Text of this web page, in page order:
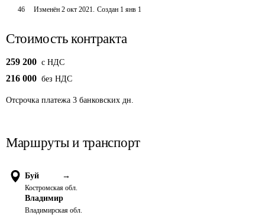
46 Изменён2 окт 2021. Создан 1 янв 1
Стоимость контракта
259 200 c НДС
216 000 без НДС
Отсрочка платежа 3 банковских дн.
Маршруты и транспорт
Буй →
Костромская обл.
Владимир
Владимирская обл.